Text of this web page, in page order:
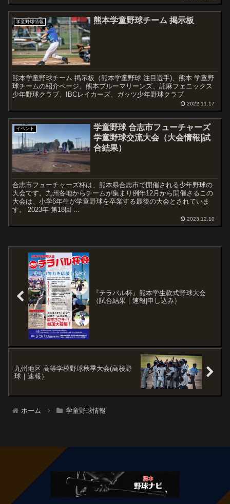
学童野球情報 熊本学童野球チーム 掲示板
熊本学童野球チーム 掲示板（熊本学童野球 注目選手)、熊本 学童野
球チームの紹介ページ。熊本ブルーマリーンズ、託麻フェニックス
少年野球クラブ、IBCレイカーズ、ガッツ少年野球クラブ
2022.11.17
イベント
学童野球 合志市フューチャーズ
学童野球交流大会（大会情報|試
合結果）
合志市フューチャーズ杯は、熊本県合志市で開催される少年野球の
大会です。九州各地からチームが集まり例年12月から開催さるこの
大会は、小学6年生が学童野球を卒業する最後の大会とされていま
す。 2023年 第18回 ...
2023.12.10
『テラバル杯』熊本学生軟式野球大会
（試合結果｜速報|申し込み）
九州地区 高等学校野球秋季大会(高校野
球｜速報）
ホーム 学童野球情報